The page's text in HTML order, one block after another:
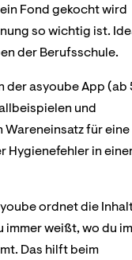
Fond gekocht wird
so wichtig ist.
der Berufsschule.
der asyoube App (ab
und
Wareneinsatz für eine
Hygienefehler in
ordnet die
immer weißt, wo du im
Das hilft beim